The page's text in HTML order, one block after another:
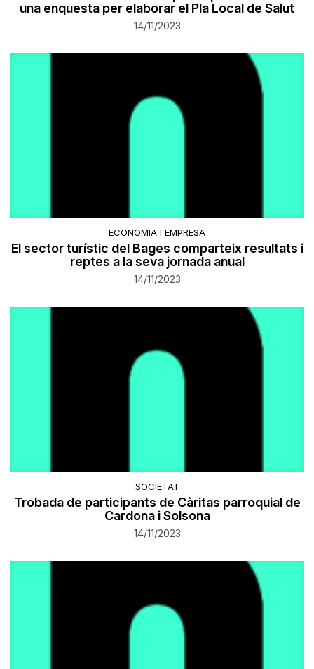
una enquesta per elaborar el Pla Local de Salut
14/11/2023
ECONOMIA I EMPRESA
El sector turístic del Bages comparteix resultats i
reptes a la seva jornada anual
14/11/2023
SOCIETAT
​Trobada de participants de Càritas parroquial de
Cardona i Solsona
14/11/2023